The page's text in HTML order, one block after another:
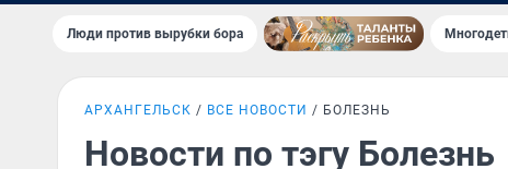
Люди против вырубки бора
АРХАНГЕЛЬСК ВСЕ НОВОСТИ БОЛЕЗНЬ
Новости по тэгу Болезнь